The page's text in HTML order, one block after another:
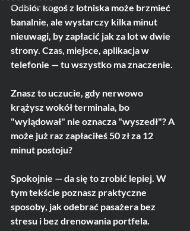
Wydarzenia
Transport
Odbiór kogoś z lotniska może brzmieć
banalnie, ale wystarczy kilka minut
nieuwagi, by zapłacić jak za lot w dwie
strony. Czas, miejsce, aplikacja w
telefonie — tu wszystko ma znaczenie.
Znasz to uczucie, gdy nerwowo
krążysz wokół terminala, bo
"wylądował" nie oznacza "wyszedł"? A
może już raz zapłaciłeś 50 zł za 12
minut postoju?
Spokojnie — da się to zrobić lepiej. W
tym tekście poznasz praktyczne
sposoby, jak odebrać pasażera bez
stresu i bez drenowania portfela.